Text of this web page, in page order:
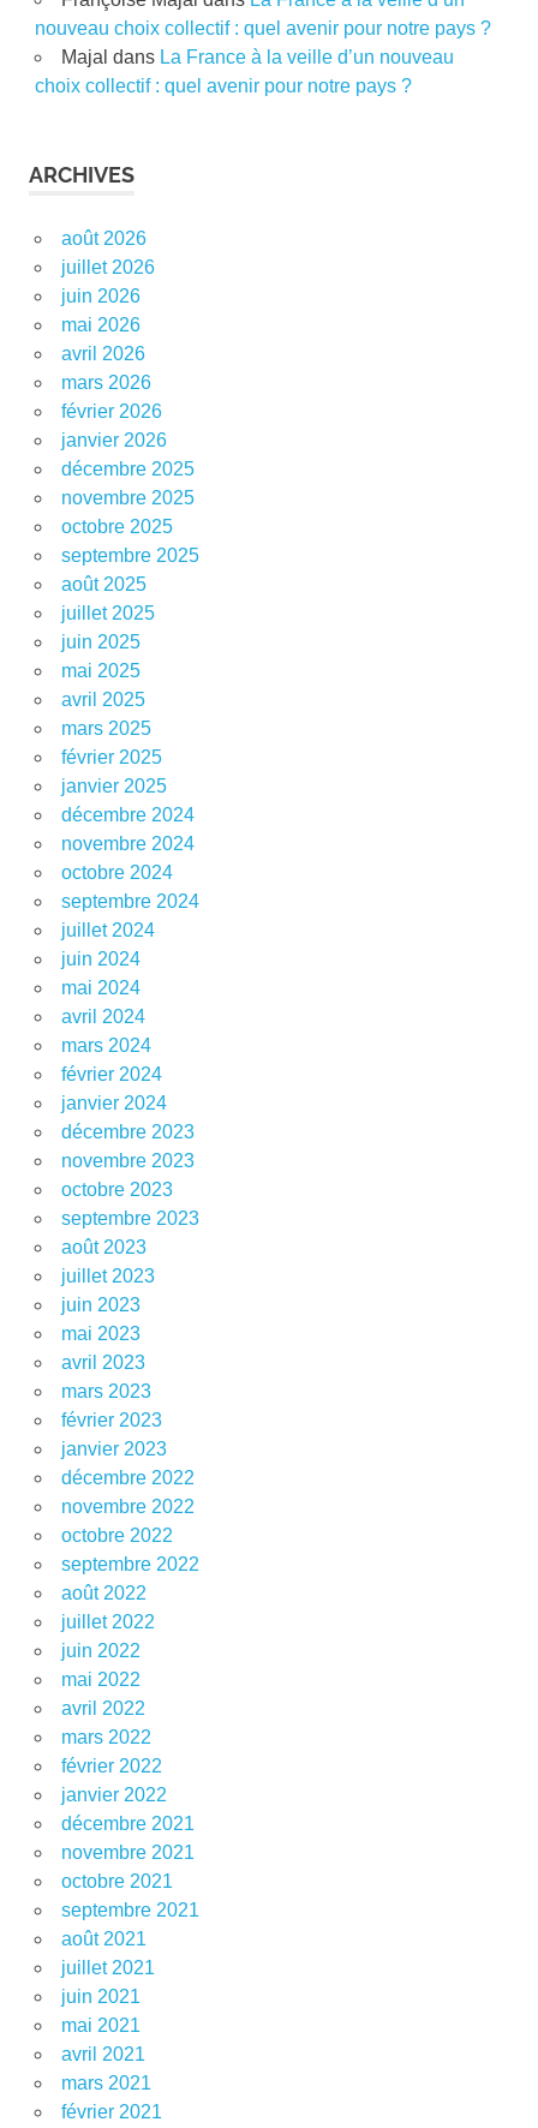
nouveau choix collectif : quel avenir pour notre pays ?
Majal dans La France à la veille d’un nouveau
choix collectif : quel avenir pour notre pays ?
ARCHIVES
août 2026
juillet 2026
juin 2026
mai 2026
avril 2026
mars 2026
février 2026
janvier 2026
décembre 2025
novembre 2025
octobre 2025
septembre 2025
août 2025
juillet 2025
juin 2025
mai 2025
avril 2025
mars 2025
février 2025
janvier 2025
décembre 2024
novembre 2024
octobre 2024
septembre 2024
juillet 2024
juin 2024
mai 2024
avril 2024
mars 2024
février 2024
janvier 2024
décembre 2023
novembre 2023
octobre 2023
septembre 2023
août 2023
juillet 2023
juin 2023
mai 2023
avril 2023
mars 2023
février 2023
janvier 2023
décembre 2022
novembre 2022
octobre 2022
septembre 2022
août 2022
juillet 2022
juin 2022
mai 2022
avril 2022
mars 2022
février 2022
janvier 2022
décembre 2021
novembre 2021
octobre 2021
septembre 2021
août 2021
juillet 2021
juin 2021
mai 2021
avril 2021
mars 2021
février 2021